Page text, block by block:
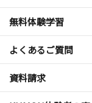
無料体験学習
よくあるご質問
資料請求